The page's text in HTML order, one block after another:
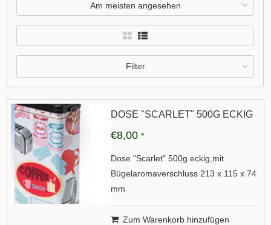
Am meisten angesehen
Filter
DOSE "SCARLET" 500G ECKIG
€8,00 *
Dose "Scarlet" 500g eckig,mit
Bügelaromaverschluss 213 x 115 x 74
mm
Zum Warenkorb hinzufügen